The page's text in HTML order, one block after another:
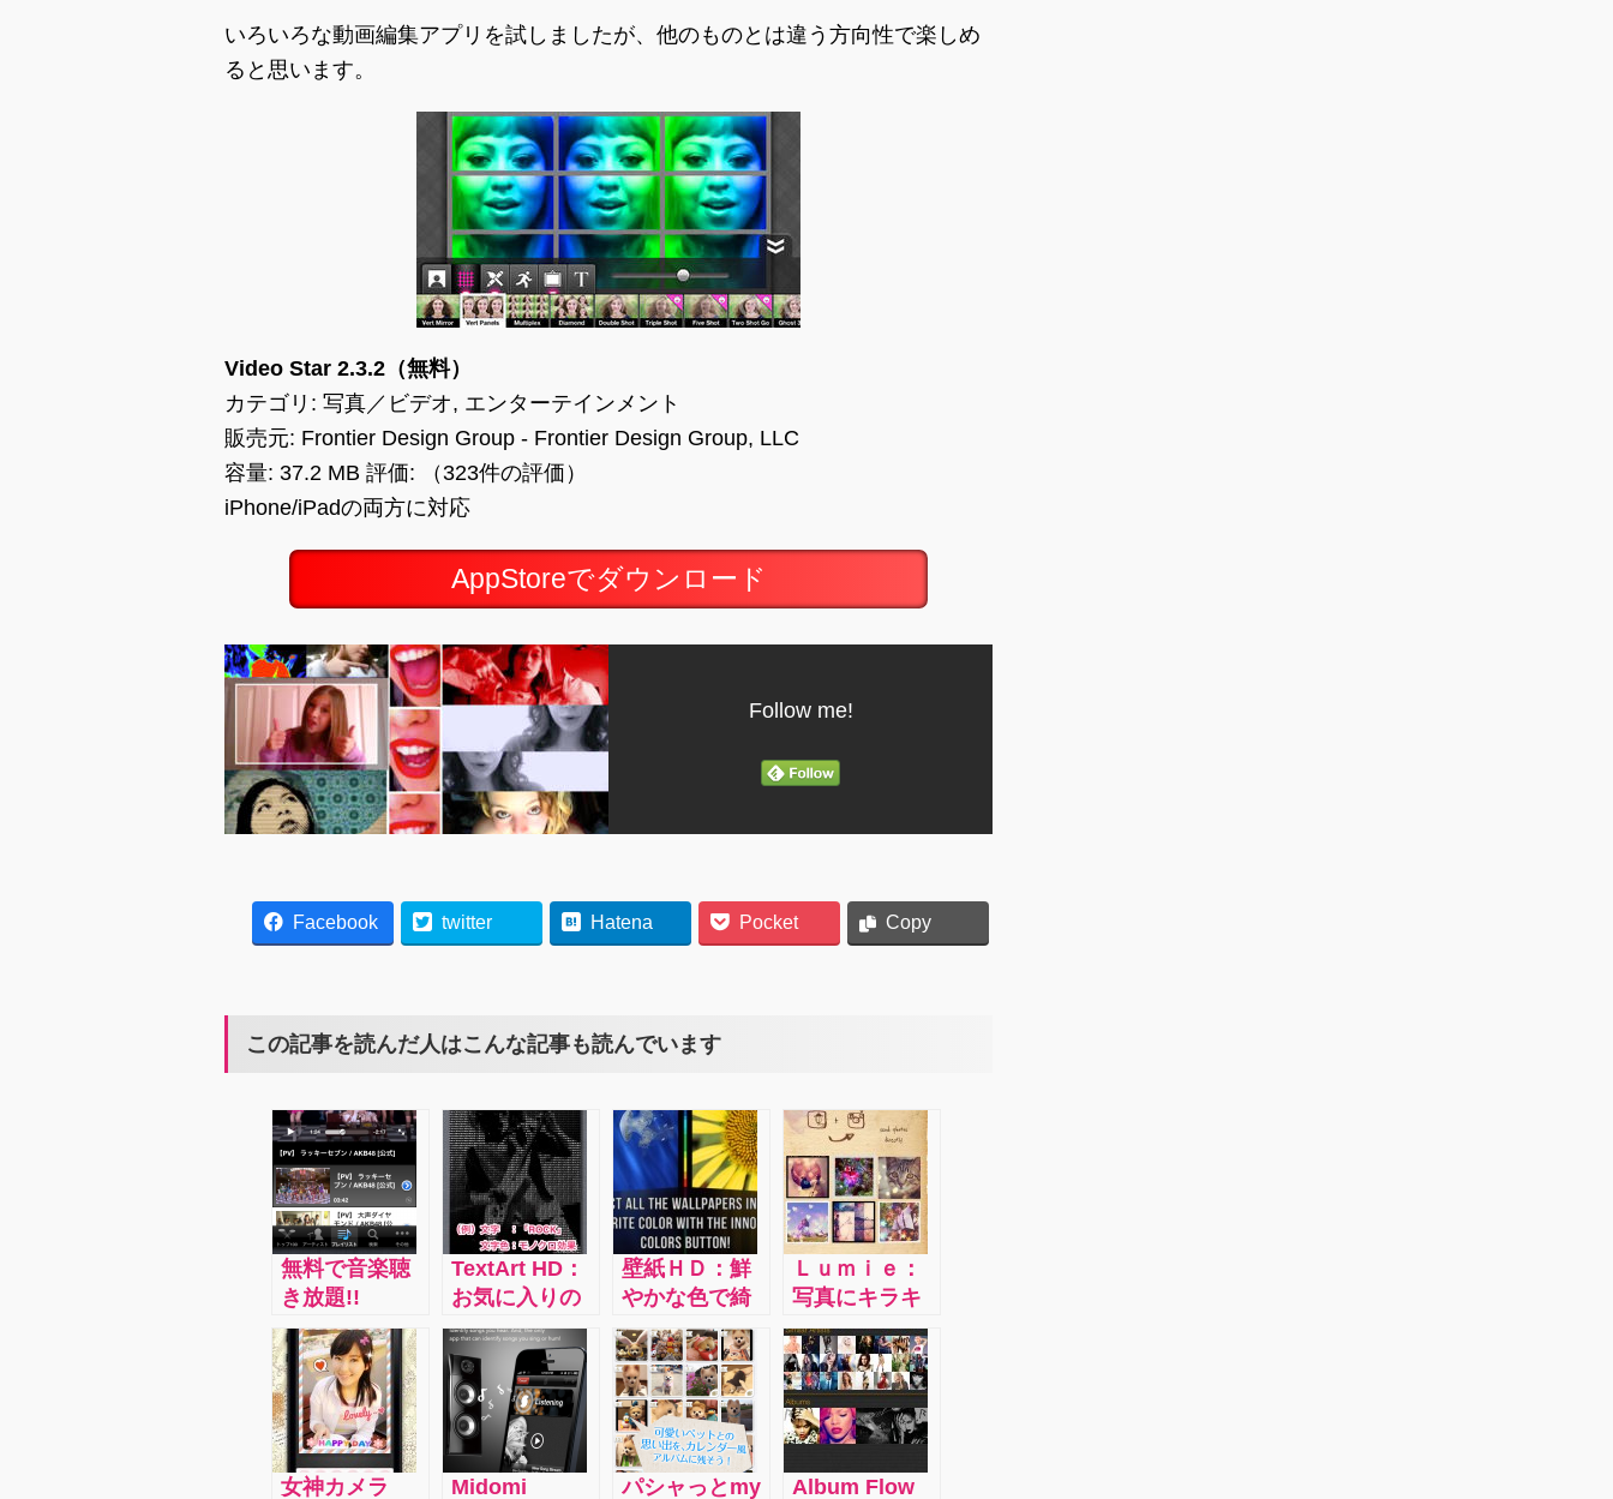
いろいろな動画編集アプリを試しましたが、他のものとは違う方向性で楽しめ
ると思います。
Video Star 2.3.2（無料）
カテゴリ: 写真／ビデオ, エンターテインメント
販売元: Frontier Design Group - Frontier Design Group, LLC
容量: 37.2 MB 評価: （323件の評価）
iPhone/iPadの両方に対応
AppStoreでダウンロード
Follow me!
Facebook twitter Hatena Pocket Copy
この記事を読んだ人はこんな記事も読んでいます
無料で音楽聴
き放題!!
Music
Tubee：今話
題の曲のトッ
プ１００が表
示されてい
て、簡単に聴
TextArt HD：
お気に入りの
写真をまるで
キャンペーン
のポスターの
ように、かっ
こいい文字ア
ートに変えて
壁紙ＨＤ：鮮
やかな色で綺
麗なのが特徴
ですし、しか
も自分で加工
出来たりもす
る！操作もシ
ンプル
Ｌｕｍｉｅ：
写真にキラキ
ラした素敵な
光の効果を加
えることがで
きます。70種
類以上のキラ
キラ効果をお
女神カメラ Midomi パシャっとmy Album Flow